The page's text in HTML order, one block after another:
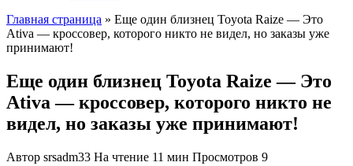
Главная страница » Еще один близнец Toyota Raize — Это
Ativa — кроссовер, которого никто не видел, но заказы уже
принимают!
Еще один близнец Toyota Raize — Это
Ativa — кроссовер, которого никто не
видел, но заказы уже принимают!
Автор srsadm33 На чтение 11 мин Просмотров 9